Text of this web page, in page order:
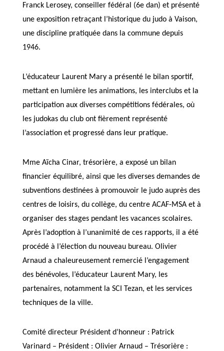
Franck Lerosey, conseiller fédéral (6e dan) et présenté
une exposition retraçant l’historique du judo à Vaison,
une discipline pratiquée dans la commune depuis
1946.
L’éducateur Laurent Mary a présenté le bilan sportif,
mettant en lumière les animations, les interclubs et la
participation aux diverses compétitions fédérales, où
les judokas du club ont fièrement représenté
l’association et progressé dans leur pratique.
Mme Aïcha Cinar, trésorière, a exposé un bilan
financier équilibré, ainsi que les diverses demandes de
subventions destinées à promouvoir le judo auprès des
centres de loisirs, du collège, du centre ACAF-MSA et à
organiser des stages pendant les vacances scolaires.
Après l’adoption à l’unanimité de ces rapports, il a été
procédé à l’élection du nouveau bureau. Olivier
Arnaud a chaleureusement remercié l’engagement
des bénévoles, l’éducateur Laurent Mary, les
partenaires, notamment la SCI Tezan, et les services
techniques de la ville.
Comité directeur Président d’honneur : Patrick
Varinard – Président : Olivier Arnaud – Trésorière :